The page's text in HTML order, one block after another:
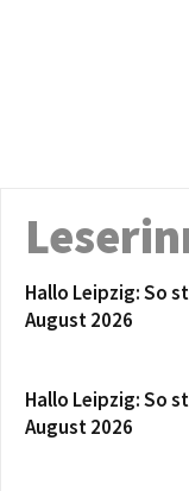
Hallo Leipzig: So
August 2026
Hallo Leipzig: So
August 2026